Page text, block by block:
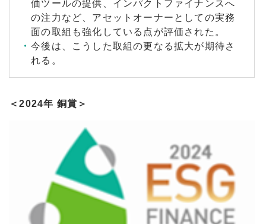
価ツールの提供、インパクトファイナンスへ
の注力など、アセットオーナーとしての実務
面の取組も強化している点が評価された。
今後は、こうした取組の更なる拡大が期待さ
れる。
＜2024年 銅賞＞